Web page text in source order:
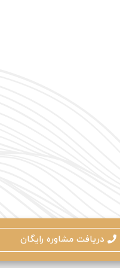
دریافت مشاوره رایگان